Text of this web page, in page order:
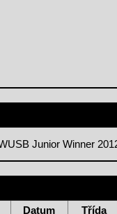
Junior Winner
Datum Třída